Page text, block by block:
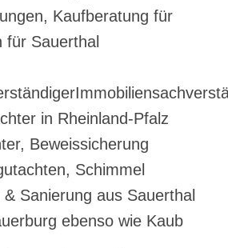
Kaufberatung für
für Sauerthal
in Rheinland-Pfalz
Beweissicherung
Schimmel
Sanierung aus Sauerthal
ebenso wie Kaub